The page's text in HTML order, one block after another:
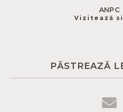
ANPC
Vizitează
PĂSTREAZĂ